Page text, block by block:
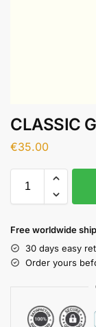
CLASSIC
€35.00
Free worldwide
30 days easy
Order yours